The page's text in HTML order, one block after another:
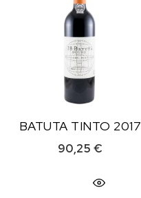
BATUTA TINTO 2017
90,25 €